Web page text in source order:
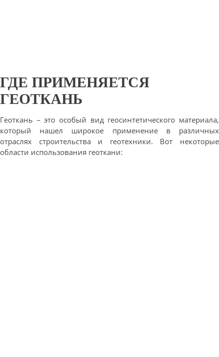
ГДЕ ПРИМЕНЯЕТСЯ
ГЕОТКАНЬ
Геоткань – это особый вид геосинтетического материала,
который нашел широкое применение в различных
отраслях строительства и геотехники. Вот некоторые
области использования геоткани: